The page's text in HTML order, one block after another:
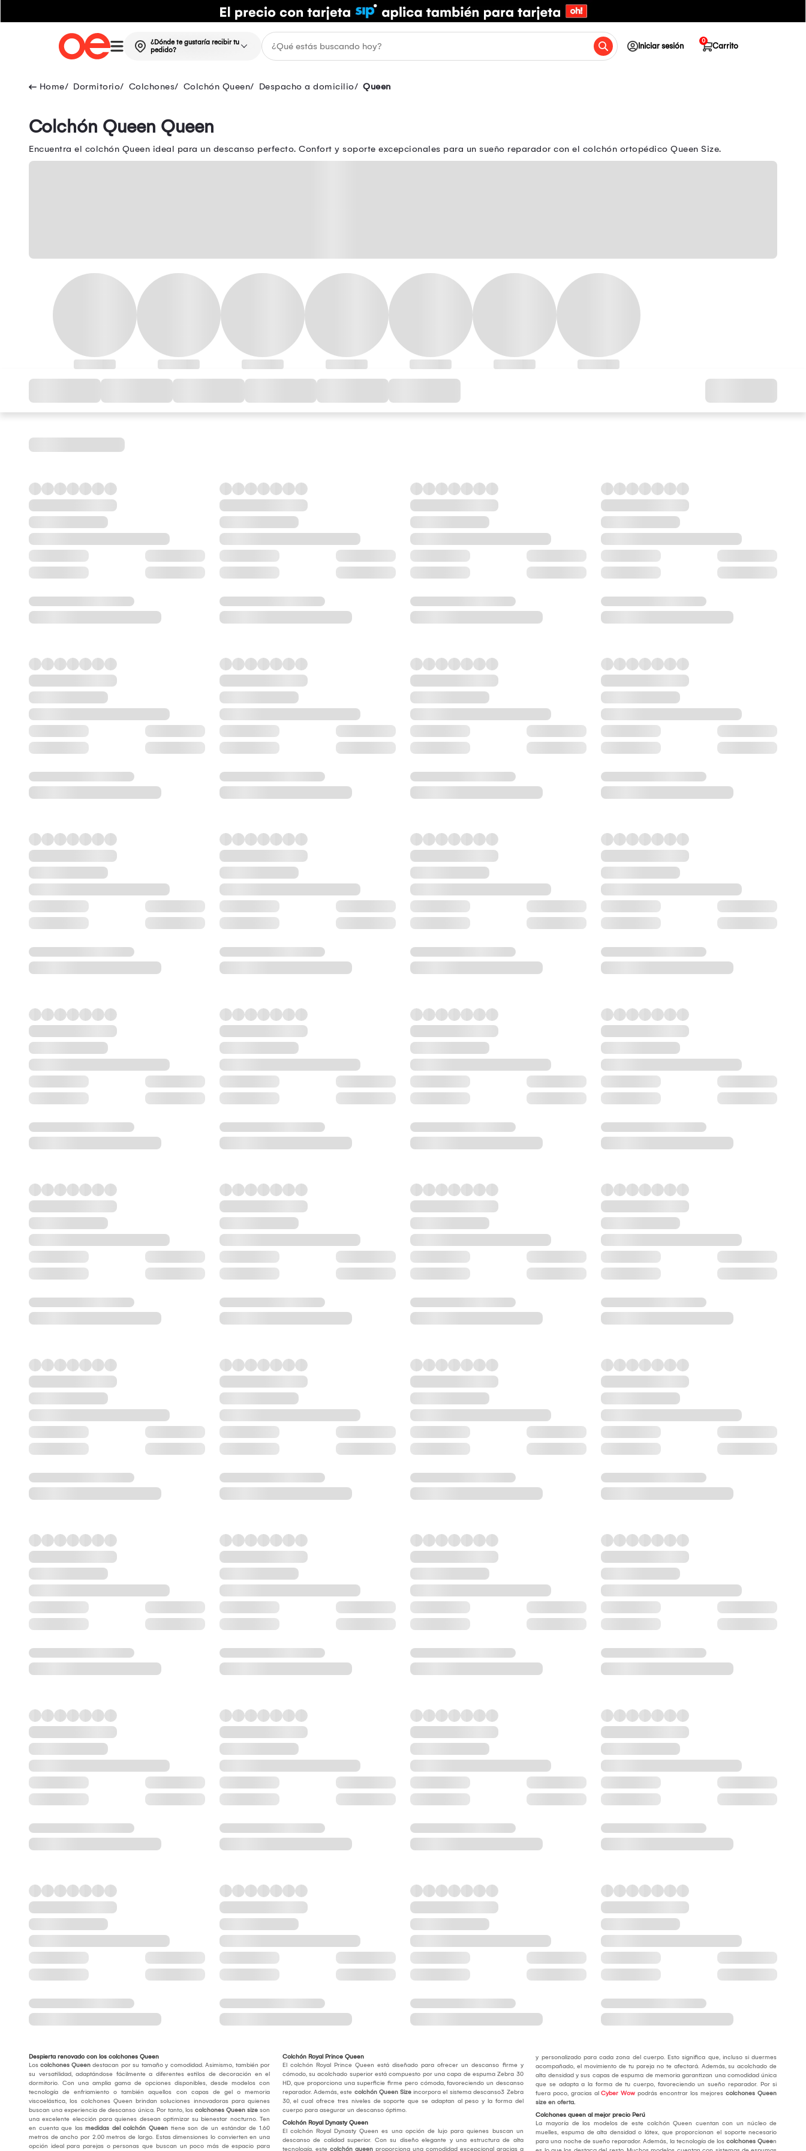
¿Dónde te gustaría recibir tu
pedido?
Iniciar sesión Carrito
0
Dormitorio Colchones Colchón Queen Despacho a domicilio Queen
Colchón Queen Queen
Encuentra el colchón Queen ideal para un descanso perfecto. Confort y soporte excepcionales para un sueño reparador con el colchón ortopédico Queen Size.
Despierta renovado con los colchones Queen
Los colchones Queen destacan por su tamaño y comodidad. Asimismo, también por
su versatilidad, adaptándose fácilmente a diferentes estilos de decoración en el
dormitorio. Con una amplia gama de opciones disponibles, desde modelos con
tecnología de enfriamiento o también aquellos con capas de gel o memoria
viscoelástica, los colchones Queen brindan soluciones innovadoras para quienes
buscan una experiencia de descanso única. Por tanto, los colchones Queen size son
una excelente elección para quienes desean optimizar su bienestar nocturno. Ten
en cuenta que las medidas del colchón Queen tiene son de un estándar de 1.60
metros de ancho por 2.00 metros de largo. Estas dimensiones lo convierten en una
opción ideal para parejas o personas que buscan un poco más de espacio para
Colchón Royal Prince Queen
El colchón Royal Prince Queen está diseñado para ofrecer un descanso firme y
cómodo, su acolchado superior está compuesto por una capa de espuma Zebra 30
HD, que proporciona una superficie firme pero cómoda, favoreciendo un descanso
reparador. Además, este colchón Queen Sizeincorpora el sistema descanso3 Zebra
30, el cual ofrece tres niveles de soporte que se adaptan al peso y la forma del
cuerpo para asegurar un descanso óptimo.
Colchón Royal Dynasty Queen
El colchón Royal Dynasty Queen es una opción de lujo para quienes buscan un
descanso de calidad superior. Con su diseño elegante y una estructura de alta
tecnología, este colchón queen proporciona una comodidad excepcional gracias a
y personalizado para cada zona del cuerpo. Esto significa que, incluso si duermes
acompañado, el movimiento de tu pareja no te afectará. Además, su acolchado de
alta densidad y sus capas de espuma de memoria garantizan una comodidad única
que se adapta a la forma de tu cuerpo, favoreciendo un sueño reparador. Por si
fuera poco, gracias alCyber Wow podrás encontrar los mejorescolchones Queen
size en oferta.
Colchones queen al mejor precio Perú
La mayoría de los modelos de este colchón Queen cuentan con un núcleo de
muelles, espuma de alta densidad o látex, que proporcionan el soporte necesario
para una noche de sueño reparador. Además, la tecnología de loscolchones Queen